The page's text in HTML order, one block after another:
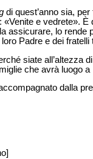
di quest’anno sia,
e vedrete».
assicurare, lo
loro Padre e dei fratelli
siate all’altezza
che avrà luogo
dalla